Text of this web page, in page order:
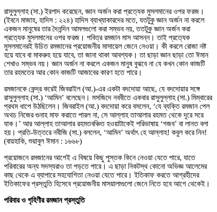
রাসুলুল্লাহ (সা.) ইরশাদ করেছেন, জ্ঞান অর্জন করা প্রত্যেক মুসলমানের ওপর ফরজ।
(ইবনে মাজাহ, হাদিস : ২২৪) হাদিস ব্যাখ্যাকারদের মতে, যতটুকু জ্ঞান অর্জন না করলে
একজন মানুষের তার দৈনন্দিন আমলগুলো করা সম্ভব নয়, ততটুকু জ্ঞান অর্জন করা
প্রত্যেক মুসলমানের ওপর ফরজ। পবিত্র রমজান মাস আসন্ন। তাই প্রত্যেক
মুসলমানেরই উচিত রমজানের প্রয়োজনীয় মাসায়েল জেনে নেওয়া। কী করলে রোজা নষ্ট
হয়ে যাবে বা মাকরুহ হয়ে যাবে, তা জানা থাকা আবশ্যক। তা ছাড়া জ্ঞান ছাড়া তো ঈমান
শেখাও সম্ভব নয়। জ্ঞান অর্জন না করলে একজন মানুষ বুঝবে না যে কখন কোন কাজটি
তার রহমতের আর কোন কাজটি আজাবের কারণ হতে পারে।
রমজানকে কেন্দ্র করেই জিবরাইল (আ.)-এর একটা বদদোয়া আছে, যে বদদোয়ার সঙ্গে
রাসুলুল্লাহ (সা.) ‘আমিন’ বলেছেন। মসজিদে নববীতে একবার রাসুলুল্লাহ (সা.) মিম্বারের
প্রথম ধাপে উঠছিলেন। জিবরাইল (আ.) বদদোয়া করে বসলেন, ‘যে ব্যক্তি রমজান পেল
অথচ নিজের গুনাহ মাফ করাতে পারল না, সে আল্লাহ তাআলার রহমত থেকে দূরে সরে
যাক।’ আর আল্লাহ তাআলার রহমতবঞ্চিত হওয়াটাকেই পরিভাষায় ‘গজব’ বা লানত বলা
হয়। প্রতি-উত্তরে নবীজি (সা.) বললেন, ‘আমিন’ অর্থাৎ হে আল্লাহ! কবুল করে নিন!
(বায়হাকি, শুয়াবুল ঈমান : ১৬৬৮)
প্রয়োজনে রমজানের আগেই এ বিষয়ে কিছু পুস্তক কিনে নেওয়া যেতে পারে, যাতে
পরিবারের অন্য সদস্যরাও তা পড়তে পারে। এ ছাড়া নিকটস্থ কোনো অভিজ্ঞ আলেমের
কাছ থেকে এ ব্যাপারে সহযোগিতা নেওয়া যেতে পারে। ইতিকাফ করতে আগ্রহীদের
ইতিকাফের প্রস্তুতি হিসেবে প্রয়োজনীয় মাসয়ালাগুলো জেনে নিতে হবে আগে থেকেই।
পরিবার ও গৃহিণীর রমজান প্রস্তুতি